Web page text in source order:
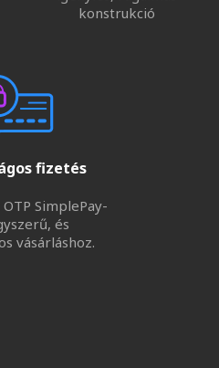
konstrukció
fizetés
SimplePay-
és
vásárláshoz.